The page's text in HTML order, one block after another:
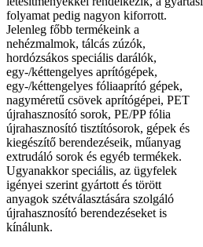
folyamat pedig nagyon kiforrott.
Jelenleg főbb termékeink a
nehézmalmok, tálcás zúzók,
hordózsákos speciális darálók,
egy-/kéttengelyes aprítógépek,
egy-/kéttengelyes fóliaaprító gépek,
nagyméretű csövek aprítógépei, PET
újrahasznosító sorok, PE/PP fólia
újrahasznosító tisztítósorok, gépek és
kiegészítő berendezéseik, műanyag
extrudáló sorok és egyéb termékek.
Ugyanakkor speciális, az ügyfelek
igényei szerint gyártott és törött
anyagok szétválasztására szolgáló
újrahasznosító berendezéseket is
kínálunk.